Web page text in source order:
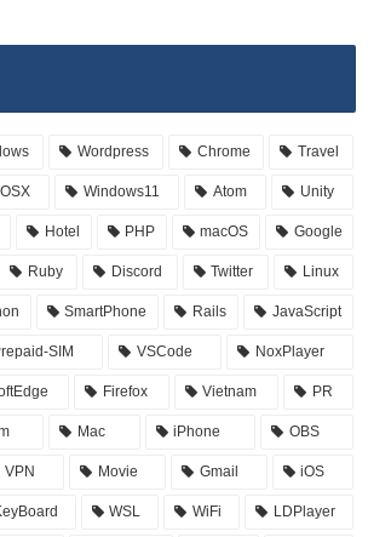
Wordpress Chrome Travel
OSX Windows11 Atom Unity
Hotel PHP macOS Google
Ruby Discord Twitter Linux
SmartPhone Rails JavaScript
SIM VSCode NoxPlayer
Firefox Vietnam PR
Mac iPhone OBS
VPN Movie Gmail iOS
WSL WiFi LDPlayer